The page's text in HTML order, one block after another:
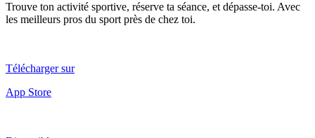
Trouve ton activité sportive, réserve ta séance, et dépasse-toi. Avec
les meilleurs pros du sport près de chez toi.
Télécharger sur
App Store